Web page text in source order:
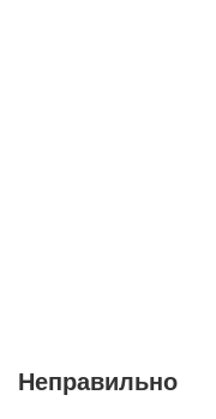
Неправильно